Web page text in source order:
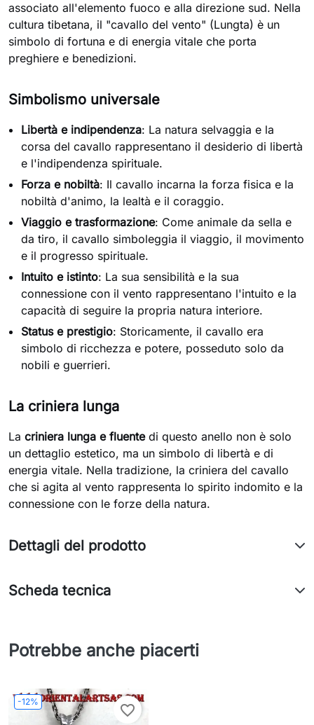
associato all'elemento fuoco e alla direzione sud. Nella
cultura tibetana, il "cavallo del vento" (Lungta) è un
simbolo di fortuna e di energia vitale che porta
preghiere e benedizioni.
Simbolismo universale
Libertà e indipendenza: La natura selvaggia e la
corsa del cavallo rappresentano il desiderio di libertà
e l'indipendenza spirituale.
Forza e nobiltà: Il cavallo incarna la forza fisica e la
nobiltà d'animo, la lealtà e il coraggio.
Viaggio e trasformazione: Come animale da sella e
da tiro, il cavallo simboleggia il viaggio, il movimento
e il progresso spirituale.
Intuito e istinto: La sua sensibilità e la sua
connessione con il vento rappresentano l'intuito e la
capacità di seguire la propria natura interiore.
Status e prestigio: Storicamente, il cavallo era
simbolo di ricchezza e potere, posseduto solo da
nobili e guerrieri.
La criniera lunga
La criniera lunga e fluentedi questo anello non è solo
un dettaglio estetico, ma un simbolo di libertà e di
energia vitale. Nella tradizione, la criniera del cavallo
che si agita al vento rappresenta lo spirito indomito e la
connessione con le forze della natura.
Dettagli del prodotto
Scheda tecnica
Potrebbe anche piacerti
-12%
favorite_border